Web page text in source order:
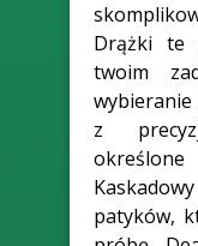
Drążki te
twoim
wybieranie
z
patyków,